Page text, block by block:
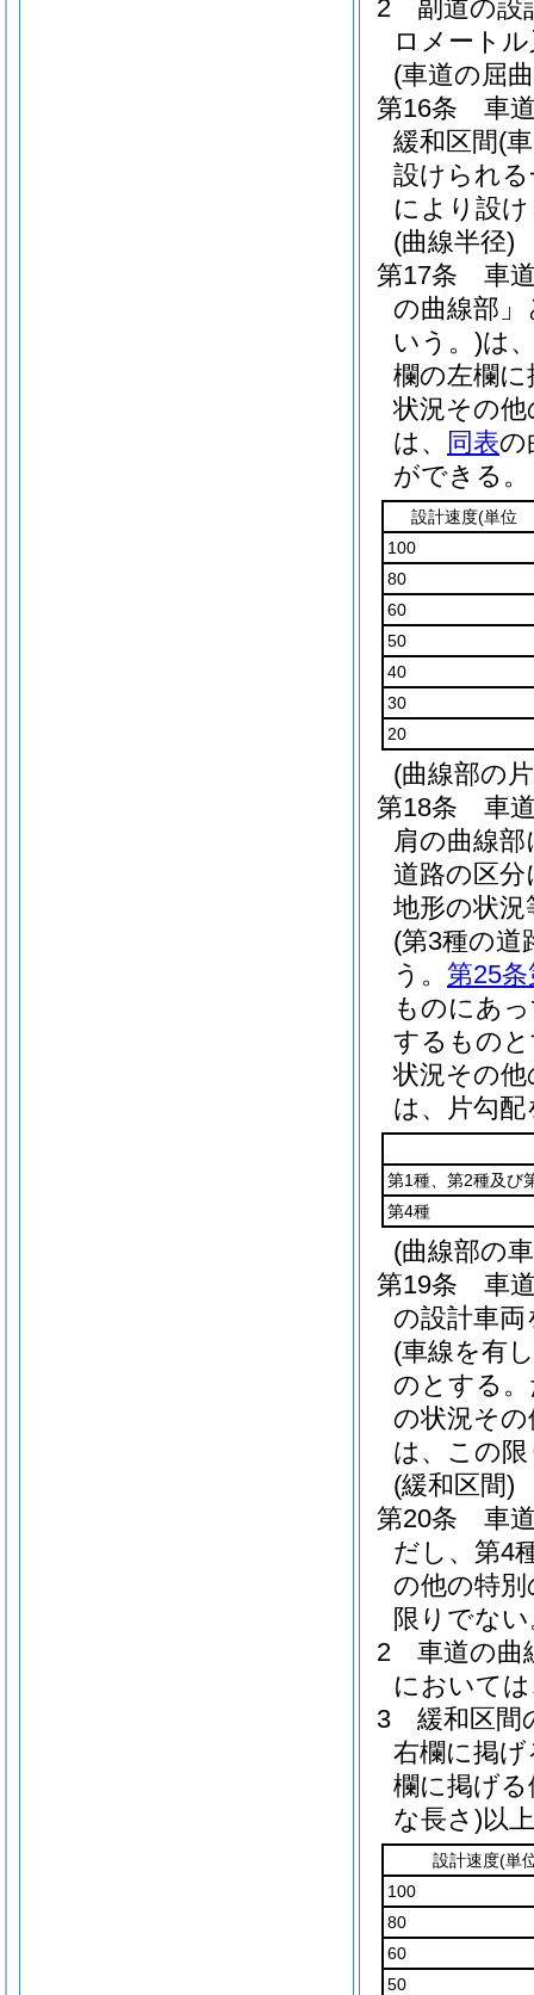
2
副道の設
ロメート
(車道の屈
第16条
車
緩和区間(
設けられ
により設
(曲線半径)
第17条
車
の曲線部
いう。)は
欄の左欄
状況その
は、
同表の
ができる。
設計速度(単位
100
80
60
50
40
30
20
(曲線部の
第18条
車
肩の曲線
道路の区分
地形の状
(第3種の道
う。 第25
ものにあ
するもの
状況その
は、片勾
第1種、第2種及び
第4種
(曲線部の
第19条
車
の設計車
(車線を有
のとする。
の状況そ
は、この
(緩和区間)
第20条
車
だし、第4
の他の特
限りでな
2
車道の曲
において
3
緩和区間
右欄に掲げ
欄に掲げ
な長さ)以
設計速度(単
100
80
60
50